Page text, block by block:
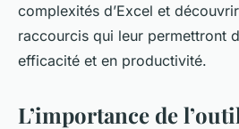
complexités d’Excel et
raccourcis qui leur permettront
efficacité et en productivité.
L’importance de